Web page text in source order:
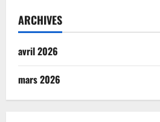
ARCHIVES
avril 2026
mars 2026